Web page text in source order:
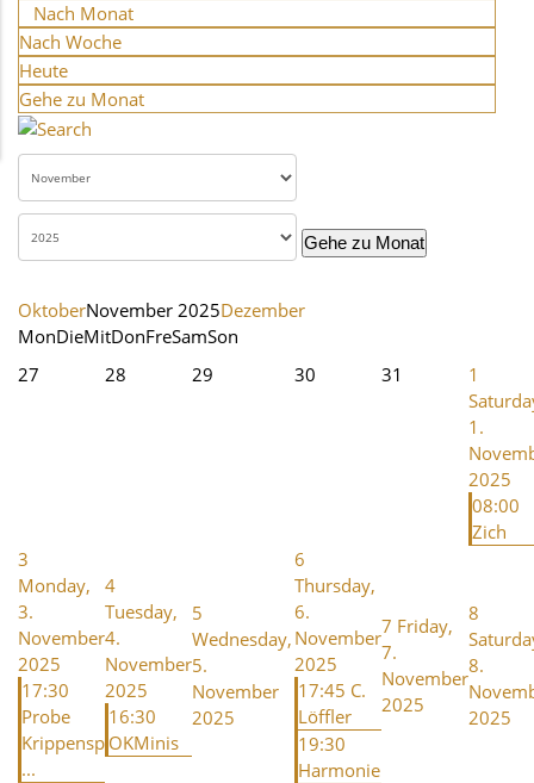
Nach Monat
Nach Woche
Heute
Gehe zu Monat
Gehe zu Monat
OktoberNovember 2025Dezember
MonDieMitDonFreSamSon
27
28 29 30 31
1
1.
2025
08:00
Zich
3
Monday,
3.
November
2025
17:30
Probe
Krippensp
...
4
Tuesday,
4.
November
2025
16:30
OKMinis
5
Wednesday,
5.
November
2025
6
Thursday,
6.
November
2025
17:45 C.
Löffler
19:30
Harmonie
7 Friday,
7.
November
2025
8
8.
2025